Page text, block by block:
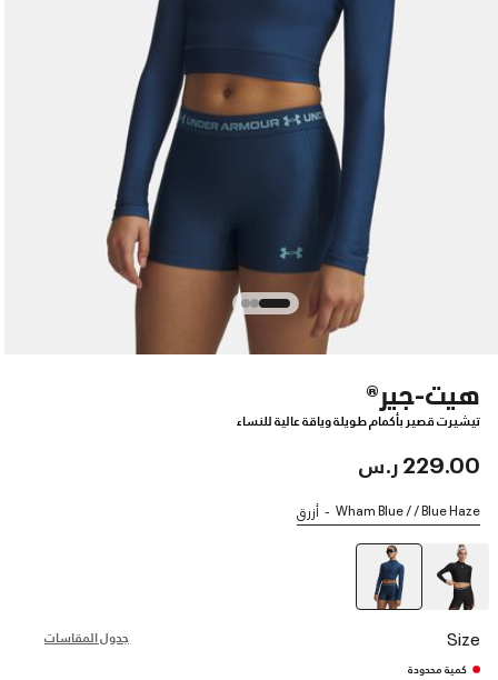
هيت-جير®
تيشيرت قصير بأكمام طويلة وياقة عالية للنساء
229.00 ر.س
Wham Blue / / Blue Haze أزرق
Size جدول المقاسات
كمية محدودة